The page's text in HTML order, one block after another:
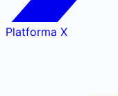
Platforma X